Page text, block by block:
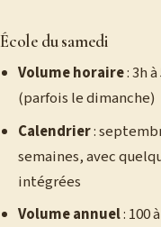
École du samedi
Volume horaire: 3h
(parfois le dimanche)
Calendrier:
semaines, avec
intégrées
Volume annuel: 100